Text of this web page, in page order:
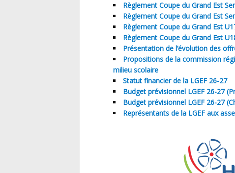
Règlement Coupe du Grand Est
Règlement Coupe du Grand Est
Règlement Coupe du Grand Est
Règlement Coupe du Grand Est
Présentation de l’évolution des
Propositions de la commission
milieu scolaire
Statut financier de la LGEF 26-27
Budget prévisionnel LGEF 26-27
Budget prévisionnel LGEF 26-27
Représentants de la LGEF aux